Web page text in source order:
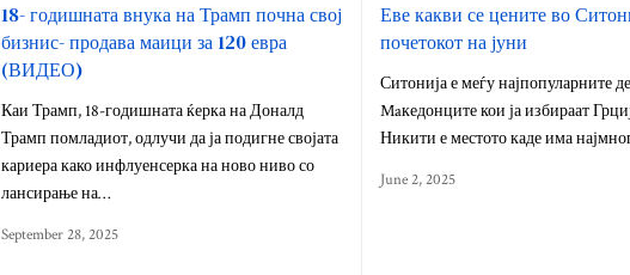
18- годишната внука на Трамп почна свој
бизнис- продава маици за 120 евра
(ВИДЕО)
Каи Трамп, 18-годишната ќерка на Доналд
Трамп помладиот, одлучи да ја подигне својата
кариера како инфлуенсерка на ново ниво со
лансирање на…
September 28, 2025
Еве какви се цените во
почетокот на јуни
Ситонија е меѓу најпопуларните
Maкедонците кои ја избираат
Никити е местото каде има
June 2, 2025